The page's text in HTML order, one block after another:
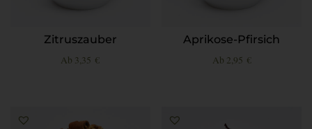
Zitruszauber
Ab 3,35 €
Aprikose-Pfirsich
Ab 2,95 €